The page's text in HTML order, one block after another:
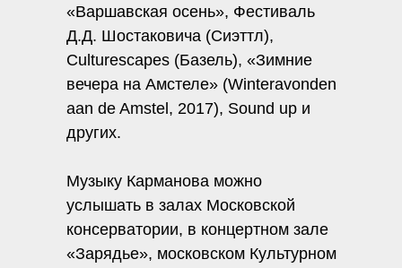
«Варшавская осень», Фестиваль
Д.Д. Шостаковича (Сиэттл),
Culturescapes (Базель), «Зимние
вечера на Амстеле» (Winteravonden
aan de Amstel, 2017), Sound up и
других.
Музыку Карманова можно
услышать в залах Московской
консерватории, в концертном зале
«Зарядье», московском Культурном